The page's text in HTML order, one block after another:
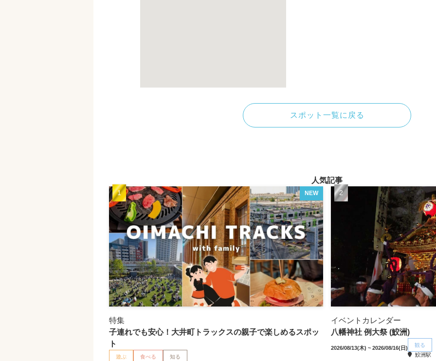
スポット一覧に戻る
人気記事
NEW
特集
子連れでも安心！大井町トラックスの親子で楽しめるスポッ
ト
遊ぶ 食べる
知る
イベントカレンダー
八幡神社 例大祭 (鮫洲)
2026/08/13(木) ~ 2026/08/16(日)
観る
鮫洲駅